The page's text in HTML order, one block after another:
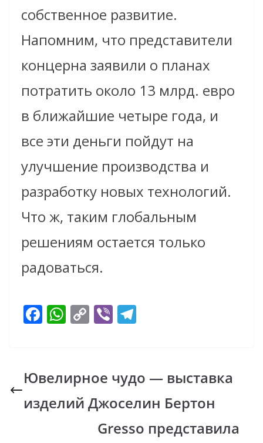
собственное развитие.
Напомним, что представители
концерна заявили о планах
потратить около 13 млрд. евро
в ближайшие четыре года, и
все эти деньги пойдут на
улучшение производства и
разработку новых технологий.
Что ж, таким глобальным
решениям остается только
радоваться.
F
b
o
o
W
s
A
p
C
y
Li
n
k
Vi
gr
a
m
Ювелирное чудо — выставка
изделий Джоселин Бертон
Gresso представила